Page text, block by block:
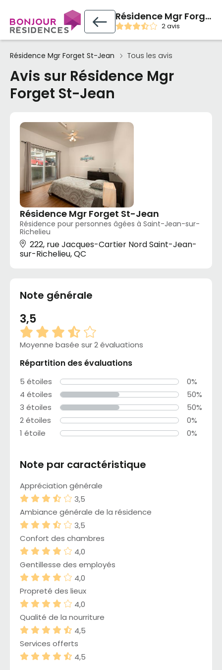
Résidence Mgr Forget St-Jean
2 avis
Résidence Mgr Forget St-Jean Tous les avis
Avis sur Résidence Mgr
Forget St-Jean
Résidence Mgr Forget St-Jean
Résidence pour personnes âgées à Saint-Jean-sur-
Richelieu
222, rue Jacques-Cartier Nord Saint-Jean-
sur-Richelieu, QC
Note générale
3,5
Moyenne basée sur 2 évaluations
Répartition des évaluations
5 étoiles
0%
4 étoiles
50%
3 étoiles
50%
2 étoiles
0%
1 étoile
0%
Note par caractéristique
Appréciation générale
3,5
Ambiance générale de la résidence
3,5
Confort des chambres
4,0
Gentillesse des employés
4,0
Propreté des lieux
4,0
Qualité de la nourriture
4,5
Services offerts
4,5